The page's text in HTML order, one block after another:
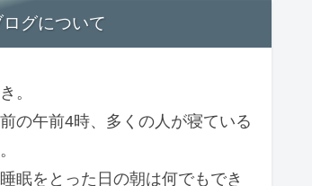
グについて
。
の午前4時、多くの人が寝ている
眠をとった日の朝は何でもでき